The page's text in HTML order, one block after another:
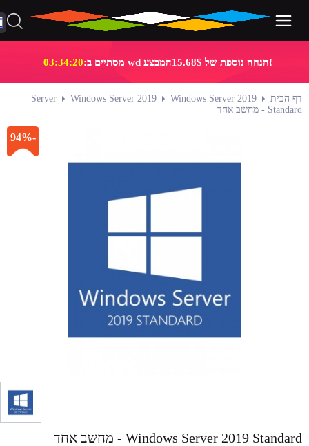
!הנחה נוספת של 15.68$המבצע wd מסתיים ב: 03:34:20
דף הבית Server Windows Server 2019
Windows Server 2019
Standard - מחשב אחד
-94%
Windows Server 2019 Standard - מחשב אחד